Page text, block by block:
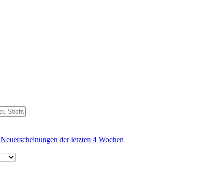
Neuerscheinungen der letzten 4 Wochen